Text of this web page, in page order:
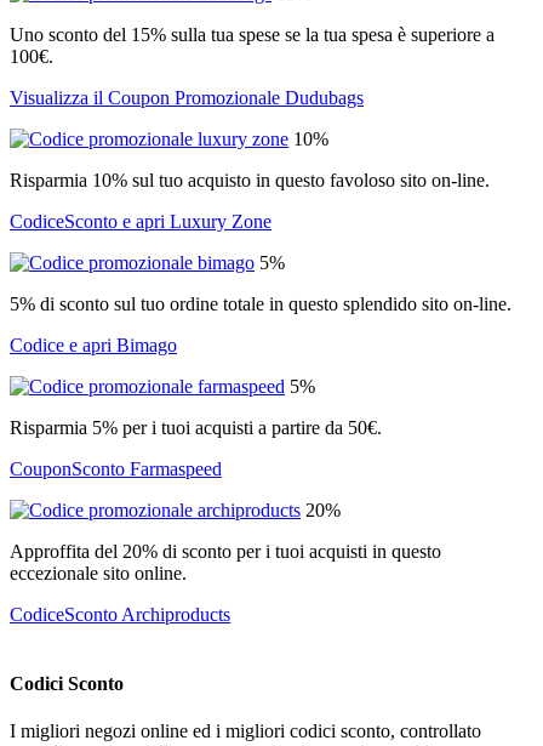
Uno sconto del 15% sulla tua spese se la tua spesa è superiore a
100€.
Visualizza il Coupon Promozionale Dudubags
10%
Risparmia 10% sul tuo acquisto in questo favoloso sito on-line.
CodiceSconto e apri Luxury Zone
5%
5% di sconto sul tuo ordine totale in questo splendido sito on-line.
Codice e apri Bimago
5%
Risparmia 5% per i tuoi acquisti a partire da 50€.
CouponSconto Farmaspeed
20%
Approffita del 20% di sconto per i tuoi acquisti in questo
eccezionale sito online.
CodiceSconto Archiproducts
Codici Sconto
I migliori negozi online ed i migliori codici sconto, controllato